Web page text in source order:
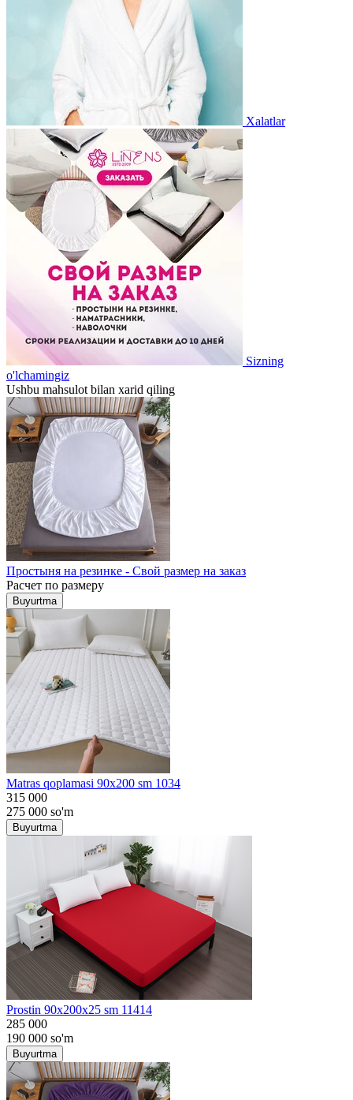
Xalatlar
Sizning
o'lchamingiz
Ushbu mahsulot bilan xarid qiling
Простыня на резинке - Свой размер на заказ
Расчет по размеру
Buyurtma
Matras qoplamasi 90x200 sm 1034
315 000
275 000 so'm
Buyurtma
Prostin 90x200x25 sm 11414
285 000
190 000 so'm
Buyurtma